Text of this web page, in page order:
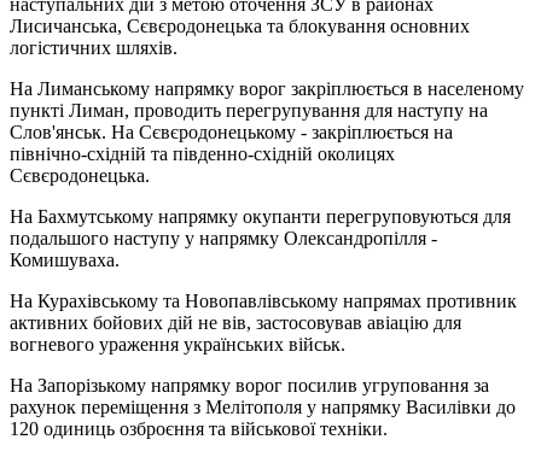
Лисичанська, Сєвєродонецька та блокування основних
логістичних шляхів.
На Лиманському напрямку ворог закріплюється в населеному
пункті Лиман, проводить перегрупування для наступу на
Слов'янськ. На Сєвєродонецькому - закріплюється на
північно-східній та південно-східній околицях
Сєвєродонецька.
На Бахмутському напрямку окупанти перегруповуються для
подальшого наступу у напрямку Олександропілля -
Комишуваха.
На Курахівському та Новопавлівському напрямах противник
активних бойових дій не вів, застосовував авіацію для
вогневого ураження українських військ.
На Запорізькому напрямку ворог посилив угруповання за
рахунок переміщення з Мелітополя у напрямку Василівки до
120 одиниць озброєння та військової техніки.